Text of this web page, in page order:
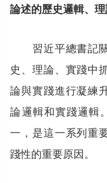
論述的歷史邏輯、
習近平總書記關
史、理論、實踐中
論與實踐進行凝練
論邏輯和實踐邏輯
一，是這一系列重
踐性的重要原因。